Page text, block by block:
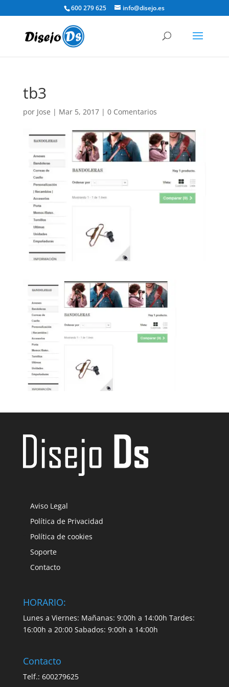
600 279 625 info@disejo.es
tb3
por Jose | Mar 5, 2017| 0 Comentarios
Aviso Legal
Política de Privacidad
Política de cookies
Soporte
Contacto
HORARIO:
Lunes a Viernes: Mañanas: 9:00h a 14:00h Tardes:
16:00h a 20:00 Sabados: 9:00h a 14:00h
Contacto
Telf.: 600279625